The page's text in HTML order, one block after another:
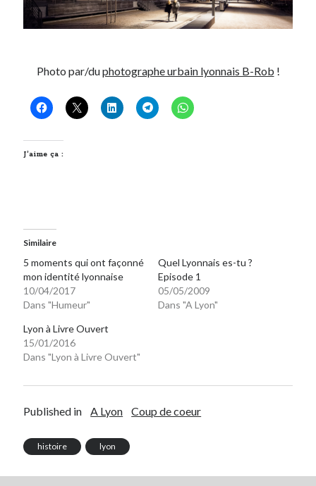
Photo par/duphotographe urbain lyonnais B-Rob !
J’aime ça :
Similaire
5 moments qui ont façonné
mon identité lyonnaise
10/04/2017
Dans "Humeur"
Quel Lyonnais es-tu ?
Episode 1
05/05/2009
Dans "A Lyon"
Lyon à Livre Ouvert
15/01/2016
Dans "Lyon à Livre Ouvert"
Published in A Lyon Coup de coeur
histoire lyon